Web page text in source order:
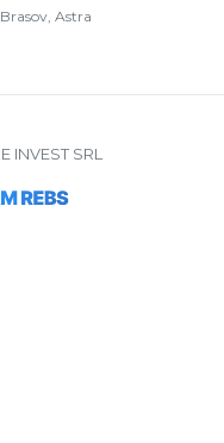
Astra
INVEST SRL